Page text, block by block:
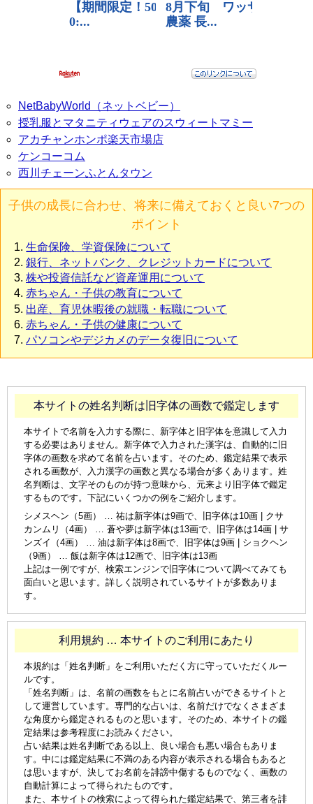
NetBabyWorld（ネットベビー）
授乳服とマタニティウェアのスウィートマミー
アカチャンホンポ楽天市場店
ケンコーコム
西川チェーンふとんタウン
子供の成長に合わせ、将来に備えておくと良い7つの
ポイント
生命保険、学資保険について
銀行、ネットバンク、クレジットカードについて
株や投資信託など資産運用について
赤ちゃん・子供の教育について
出産、育児休暇後の就職・転職について
赤ちゃん・子供の健康について
パソコンやデジカメのデータ復旧について
本サイトの姓名判断は旧字体の画数で鑑定します
本サイトで名前を入力する際に、新字体と旧字体を意識して入力
する必要はありません。新字体で入力された漢字は、自動的に旧
字体の画数を求めて名前を占います。そのため、鑑定結果で表示
される画数が、入力漢字の画数と異なる場合が多くあります。姓
名判断は、文字そのものが持つ意味から、元来より旧字体で鑑定
するものです。下記にいくつかの例をご紹介します。
シメスヘン（5画） … 祐は新字体は9画で、旧字体は10画 | クサ
カンムリ（4画） … 蒼や夢は新字体は13画で、旧字体は14画 | サ
ンズイ（4画） … 油は新字体は8画で、旧字体は9画 | ショクヘン
（9画） … 飯は新字体は12画で、旧字体は13画
上記は一例ですが、検索エンジンで旧字体について調べてみても
面白いと思います。詳しく説明されているサイトが多数ありま
す。
利用規約 … 本サイトのご利用にあたり
本規約は「姓名判断」をご利用いただく方に守っていただくルー
ルです。
「姓名判断」は、名前の画数をもとに名前占いができるサイトと
して運営しています。専門的な占いは、名前だけでなくさまざま
な角度から鑑定されるものと思います。そのため、本サイトの鑑
定結果は参考程度にお読みください。
占い結果は姓名判断である以上、良い場合も悪い場合もありま
す。中には鑑定結果に不満のある内容が表示される場合もあると
は思いますが、決してお名前を誹謗中傷するものでなく、画数の
自動計算によって得られたものです。
また、本サイトの検索によって得られた鑑定結果で、第三者を誹